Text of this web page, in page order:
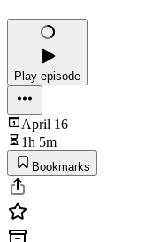
Play episode
April 16
1h 5m
Bookmarks